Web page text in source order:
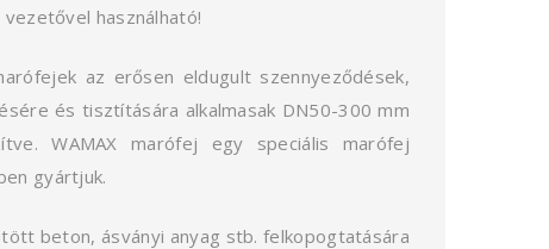
használható!
az erősen eldugult szennyeződések,
és tisztítására alkalmasak DN50-300 mm
WAMAX marófej egy speciális marófej
gyártjuk.
beton, ásványi anyag stb. felkopogtatására